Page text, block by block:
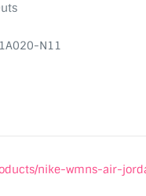
N11
nike-wmns-air-